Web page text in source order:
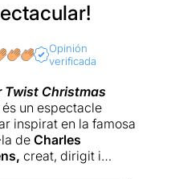
Opinión
verificada
Twist Christmas
és un espectacle
inspirat en la famosa
de Charles
creat, dirigit i